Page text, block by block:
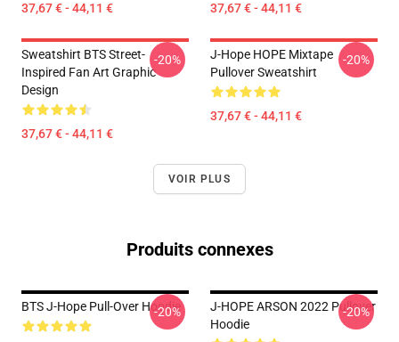
37,67 € - 44,11 € 37,67 € - 44,11 €
Sweatshirt BTS Street-
Inspired Fan Art Graphic
Design
37,67 € - 44,11 €
-20%
J-Hope HOPE Mixtape
Pullover Sweatshirt
37,67 € - 44,11 €
-20%
VOIR PLUS
Produits connexes
BTS J-Hope Pull-Over Hoodie
-20%
J-HOPE ARSON 2022 Pullover
Hoodie
-20%